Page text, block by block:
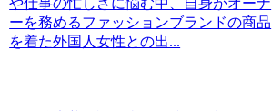
や仕事の忙しさに悩む中、自身がオーナ
ーを務めるファッションブランドの商品
を着た外国人女性との出...